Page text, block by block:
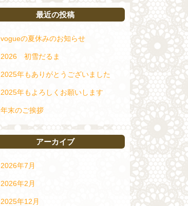
最近の投稿
vogueの夏休みのお知らせ
2026 初雪だるま
2025年もありがとうございました
2025年もよろしくお願いします
年末のご挨拶
アーカイブ
2026年7月
2026年2月
2025年12月